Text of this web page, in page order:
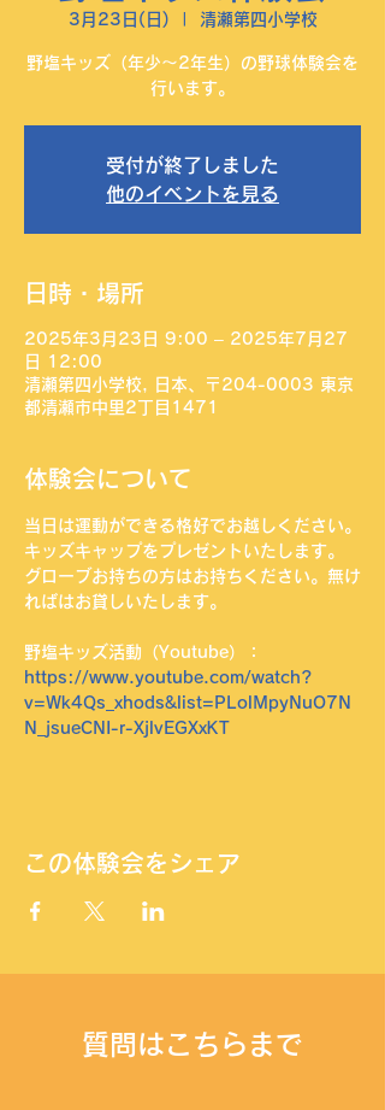
3月23日(日) 清瀬第四小学校
野塩キッズ（年少〜2年生）の野球体験会を
行います。
受付が終了しました
他のイベントを見る
日時・場所
2025年3月23日 9:00 – 2025年7月27
日 12:00
清瀬第四小学校, 日本、〒204-0003 東京
都清瀬市中里2丁目1471
体験会について
当日は運動ができる格好でお越しください。
キッズキャップをプレゼントいたします。
グローブお持ちの方はお持ちください。無け
ればはお貸しいたします。
野塩キッズ活動（Youtube）：
https://www.youtube.com/watch?
v=Wk4Qs_xhods&list=PLolMpyNuO7N
N_jsueCNI-r-XjlvEGXxKT
この体験会をシェア
​質問はこちらまで